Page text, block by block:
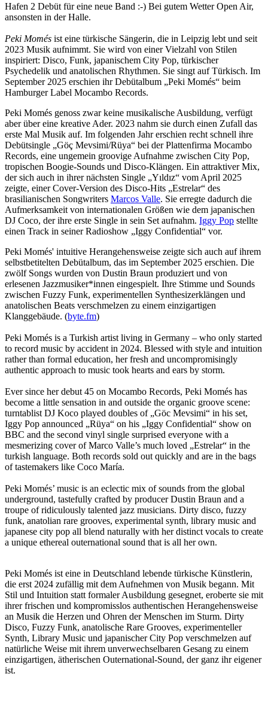
Hafen 2 Debüt für eine neue Band :-) Bei gutem Wetter Open Air,
ansonsten in der Halle.
Peki Momés ist eine türkische Sängerin, die in Leipzig lebt und seit
2023 Musik aufnimmt. Sie wird von einer Vielzahl von Stilen
inspiriert: Disco, Funk, japanischem City Pop, türkischer
Psychedelik und anatolischen Rhythmen. Sie singt auf Türkisch. Im
September 2025 erschien ihr Debütalbum „Peki Momés“ beim
Hamburger Label Mocambo Records.
Peki Momés genoss zwar keine musikalische Ausbildung, verfügt
aber über eine kreative Ader. 2023 nahm sie durch einen Zufall das
erste Mal Musik auf. Im folgenden Jahr erschien recht schnell ihre
Debütsingle „Göç Mevsimi/Rüya“ bei der Plattenfirma Mocambo
Records, eine ungemein groovige Aufnahme zwischen City Pop,
tropischen Boogie-Sounds und Disco-Klängen. Ein attraktiver Mix,
der sich auch in ihrer nächsten Single „Yıldız“ vom April 2025
zeigte, einer Cover-Version des Disco-Hits „Estrelar“ des
brasilianischen Songwriters Marcos Valle. Sie erregte dadurch die
Aufmerksamkeit von internationalen Größen wie dem japanischen
DJ Coco, der ihre erste Single in sein Set aufnahm. Iggy Pop stellte
einen Track in seiner Radioshow „Iggy Confidential“ vor.
Peki Momés' intuitive Herangehensweise zeigte sich auch auf ihrem
selbstbetitelten Debütalbum, das im September 2025 erschien. Die
zwölf Songs wurden von Dustin Braun produziert und von
erlesenen Jazzmusiker*innen eingespielt. Ihre Stimme und Sounds
zwischen Fuzzy Funk, experimentellen Synthesizerklängen und
anatolischen Beats verschmelzen zu einem einzigartigen
Klanggebäude. (byte.fm)
Peki Momés is a Turkish artist living in Germany – who only started
to record music by accident in 2024. Blessed with style and intuition
rather than formal education, her fresh and uncompromisingly
authentic approach to music took hearts and ears by storm.
Ever since her debut 45 on Mocambo Records, Peki Momés has
become a little sensation in and outside the organic groove scene:
turntablist DJ Koco played doubles of „Göc Mevsimi“ in his set,
Iggy Pop announced „Rüya“ on his „Iggy Confidential“ show on
BBC and the second vinyl single surprised everyone with a
mesmerizing cover of Marco Valle’s much loved „Estrelar“ in the
turkish language. Both records sold out quickly and are in the bags
of tastemakers like Coco María.
Peki Momés’ music is an eclectic mix of sounds from the global
underground, tastefully crafted by producer Dustin Braun and a
troupe of ridiculously talented jazz musicians. Dirty disco, fuzzy
funk, anatolian rare grooves, experimental synth, library music and
japanese city pop all blend naturally with her distinct vocals to create
a unique ethereal outernational sound that is all her own.
Peki Momés ist eine in Deutschland lebende türkische Künstlerin,
die erst 2024 zufällig mit dem Aufnehmen von Musik begann. Mit
Stil und Intuition statt formaler Ausbildung gesegnet, eroberte sie mit
ihrer frischen und kompromisslos authentischen Herangehensweise
an Musik die Herzen und Ohren der Menschen im Sturm. Dirty
Disco, Fuzzy Funk, anatolische Rare Grooves, experimenteller
Synth, Library Music und japanischer City Pop verschmelzen auf
natürliche Weise mit ihrem unverwechselbaren Gesang zu einem
einzigartigen, ätherischen Outernational-Sound, der ganz ihr eigener
ist.